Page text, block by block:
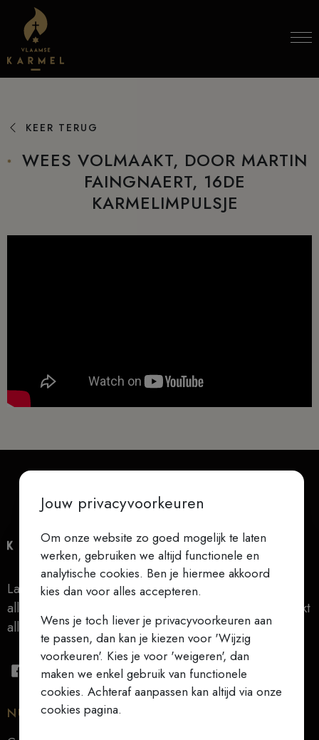
Skip to content
KEER TERUG
WEES VOLMAAKT, DOOR MARTIN
FAINGNAERT, 16DE
KARMELIMPULSJE
Laat niets je verontrusten, laat niets je beangstigen,
alles gaat voorbij, God verandert nooit, geduld bereikt
alles (Teresa van Ávila)
NUTTIGE LINKS
Jouw privacyvoorkeuren
Om onze website zo goed mogelijk te laten
werken, gebruiken we altijd functionele en
analytische cookies. Ben je hiermee akkoord
kies dan voor alles accepteren.
Wens je toch liever je privacyvoorkeuren aan
te passen, dan kan je kiezen voor 'Wijzig
voorkeuren'. Kies je voor 'weigeren', dan
maken we enkel gebruik van functionele
cookies. Achteraf aanpassen kan altijd via onze
cookies pagina.